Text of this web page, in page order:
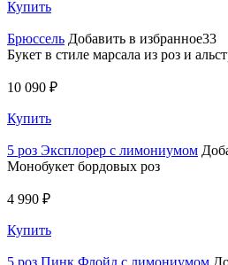
Купить
Брюссель Добавить в избранное33
Букет в стиле марсала из роз и
10 090 ₽
Купить
5 роз Эксплорер с лимониумом
Монобукет бордовых роз
4 990 ₽
Купить
5 роз Пинк Флойд с лимониумом